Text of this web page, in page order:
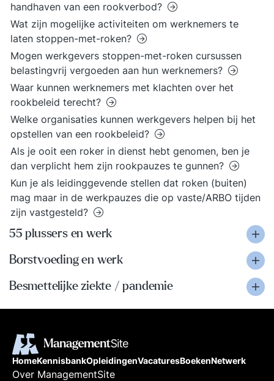
handhaven van een rookverbod?
Wat zijn mogelijke activiteiten om werknemers te
laten stoppen-met-roken?
Mogen werkgevers stoppen-met-roken cursussen
belastingvrij vergoeden aan hun werknemers?
Waar kunnen werknemers met klachten over het
rookbeleid terecht?
Welke organisaties kunnen werkgevers helpen bij het
opstellen van een rookbeleid?
Als je ooit een roker in dienst hebt genomen, ben je
dan verplicht hem zijn rookpauzes te gunnen?
Kun je als leidinggevende stellen dat roken (buiten)
mag maar in de werkpauzes die op vaste/ARBO tijden
zijn vastgesteld?
55 plussers en werk
Borstvoeding en werk
Besmettelijke ziekte / pandemie
HomeKennisbankOpleidingenVacaturesBoekenNetwerk
Over ManagementSite